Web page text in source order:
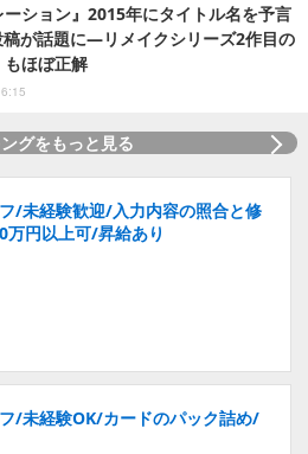
ーション』2015年にタイトル名を予言
稿が話題に―リメイクシリーズ2作目の
もほぼ正解
グをもっと見る
/未経験歓迎/入力内容の照合と修
円以上可/昇給あり
/未経験OK/カードのパック詰め/